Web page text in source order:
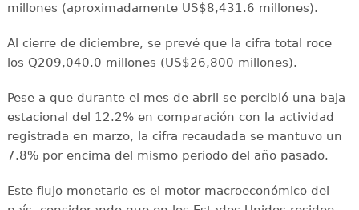
millones (aproximadamente US$8,431.6 millones).
Al cierre de diciembre, se prevé que la cifra total roce
los Q209,040.0 millones (US$26,800 millones).
Pese a que durante el mes de abril se percibió una baja
estacional del 12.2% en comparación con la actividad
registrada en marzo, la cifra recaudada se mantuvo un
7.8% por encima del mismo periodo del año pasado.
Este flujo monetario es el motor macroeconómico del